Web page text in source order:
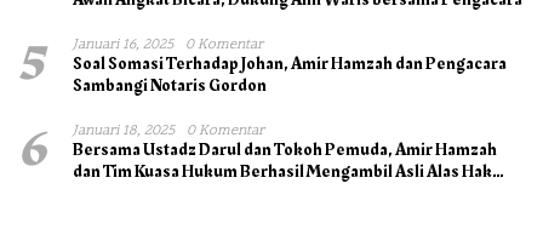
5 Januari 16, 2025 0 Komentar
Soal Somasi Terhadap Johan, Amir Hamzah dan Pengacara
Sambangi Notaris Gordon
6 Januari 18, 2025 0 Komentar
Bersama Ustadz Darul dan Tokoh Pemuda, Amir Hamzah
dan Tim Kuasa Hukum Berhasil Mengambil Asli Alas Hak